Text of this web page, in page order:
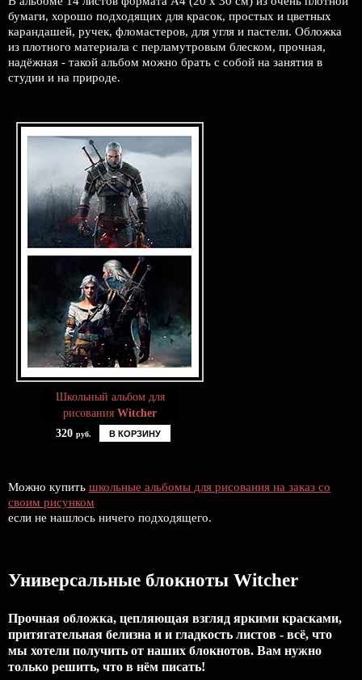
бумаги, хорошо подходящих для красок, простых и цветных
карандашей, ручек, фломастеров, для угля и пастели. Обложка
из плотного материала с перламутровым блеском, прочная,
надёжная - такой альбом можно брать с собой на занятия в
студии и на природе.
Школьный альбом для
рисования Witcher
320 руб. В КОРЗИНУ
Можно купить школьные альбомы для рисования на заказ со
своим рисунком
если не нашлось ничего подходящего.
Универсальные блокноты Witcher
Прочная обложка, цепляющая взгляд яркими красками,
притягательная белизна и и гладкость листов - всё, что
мы хотели получить от наших блокнотов. Вам нужно
только решить, что в нём писать!